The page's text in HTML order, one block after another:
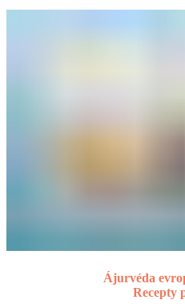
Ájurvéda
Recepty